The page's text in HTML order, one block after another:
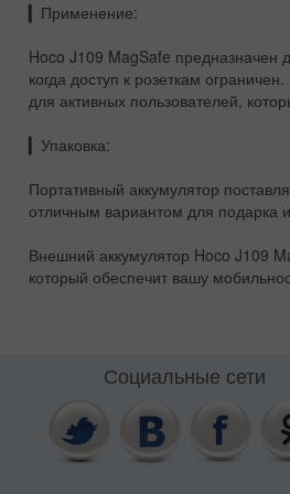
Применение:
Hoco J109 MagSafe предназначен
когда доступ к розеткам
для активных пользователей,
Упаковка:
Портативный аккумулятор
отличным вариантом для подарка
Внешний аккумулятор Hoco J109
который обеспечит вашу
Социальные сети